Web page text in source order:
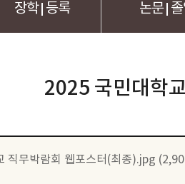
장학 등록 논문
2025 국민대학
직무박람회 웹포스터(최종).jpg